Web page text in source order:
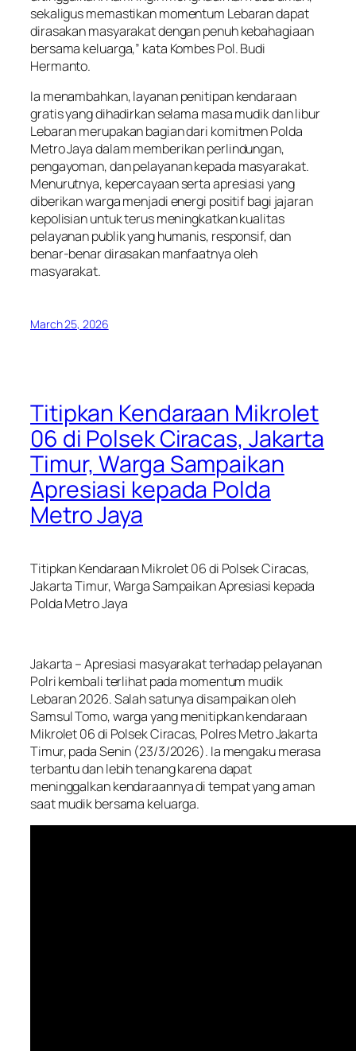
sekaligus memastikan momentum Lebaran dapat
dirasakan masyarakat dengan penuh kebahagiaan
bersama keluarga,” kata Kombes Pol. Budi
Hermanto.
Ia menambahkan, layanan penitipan kendaraan
gratis yang dihadirkan selama masa mudik dan libur
Lebaran merupakan bagian dari komitmen Polda
Metro Jaya dalam memberikan perlindungan,
pengayoman, dan pelayanan kepada masyarakat.
Menurutnya, kepercayaan serta apresiasi yang
diberikan warga menjadi energi positif bagi jajaran
kepolisian untuk terus meningkatkan kualitas
pelayanan publik yang humanis, responsif, dan
benar-benar dirasakan manfaatnya oleh
masyarakat.
March 25, 2026
Titipkan Kendaraan Mikrolet
06 di Polsek Ciracas, Jakarta
Timur, Warga Sampaikan
Apresiasi kepada Polda
Metro Jaya
Titipkan Kendaraan Mikrolet 06 di Polsek Ciracas,
Jakarta Timur, Warga Sampaikan Apresiasi kepada
Polda Metro Jaya
Jakarta – Apresiasi masyarakat terhadap pelayanan
Polri kembali terlihat pada momentum mudik
Lebaran 2026. Salah satunya disampaikan oleh
Samsul Tomo, warga yang menitipkan kendaraan
Mikrolet 06 di Polsek Ciracas, Polres Metro Jakarta
Timur, pada Senin (23/3/2026). Ia mengaku merasa
terbantu dan lebih tenang karena dapat
meninggalkan kendaraannya di tempat yang aman
saat mudik bersama keluarga.